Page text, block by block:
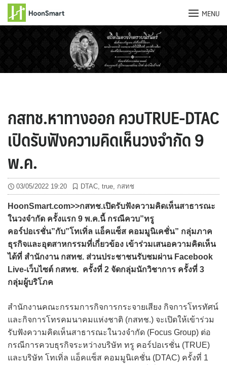
MENU
กสทช.หาทางออก ควบTRUE-DTAC
เปิดรับฟังความคิดเห็นวงจำกัด 9
พ.ค.
03/05/2022 19:20 DTAC true กสทช
HoonSmart.com>>กสทช.เปิดรับฟังความคิดเห็นสาธารณะ
ในวงจำกัด ครั้งแรก 9 พ.ค.นี้ กรณีควบ”ทรู
คอร์ปอเรชั่น”กับ”โทเทิ่ล แอ็คแซ็ส คอมมูนิเคชั่น” กลุ่มภาค
ธุรกิจและอุตสาหกรรมที่เกี่ยวข้อง เข้าร่วมเสนอความคิดเห็น
ได้ที่ สำนักงาน กสทช. ส่วนประชาชนรับชมผ่าน Facebook
Live-เว็บไซต์ กสทช. ครั้งที่ 2 จัดกลุ่มนักวิชาการ ครั้งที่ 3
กลุ่มผู้บริโภค
สำนักงานคณะกรรมการกิจการกระจายเสียง กิจการโทรทัศน์
และกิจการโทรคมนาคมแห่งชาติ (กสทช.) จะเปิดให้เข้าร่วม
รับฟังความคิดเห็นสาธารณะในวงจำกัด (Focus Group) ต่อ
กรณีการควบธุรกิจระหว่างบริษัท ทรู คอร์ปอเรชั่น (TRUE)
และบริษัท โทเทิ่ล แอ็คแซ็ส คอมมูนิเคชั่น (DTAC) ครั้งที่ 1